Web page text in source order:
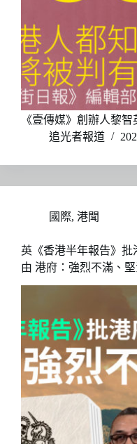
《壹傳媒》創辦人黎
追光者報道
國際, 港聞
英《香港半年報告》批
由 港府：強烈不滿、